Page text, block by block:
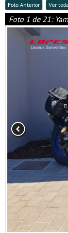
Foto Anterior Ver
Foto 1 de 21: